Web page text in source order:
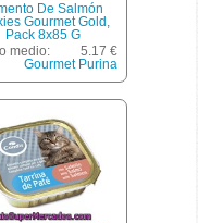
De Salmón
Gourmet Gold,
Pack 8x85 G
medio:
5.17 €
Gourmet Purina